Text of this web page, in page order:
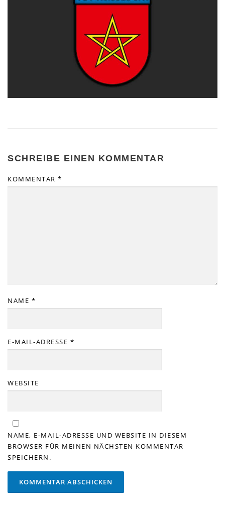
SCHREIBE EINEN KOMMENTAR
KOMMENTAR *
NAME *
E-MAIL-ADRESSE *
WEBSITE
NAME, E-MAIL-ADRESSE UND WEBSITE IN DIESEM
BROWSER FÜR MEINEN NÄCHSTEN KOMMENTAR
SPEICHERN.